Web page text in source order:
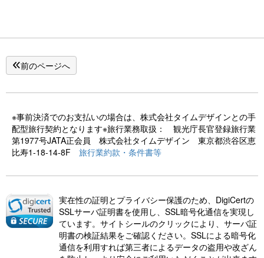
前のページへ
※事前決済でのお支払いの場合は、株式会社タイムデザインとの手
配型旅行契約となります※旅行業務取扱： 観光庁長官登録旅行業
第1977号JATA正会員 株式会社タイムデザイン 東京都渋谷区恵
比寿1-18-14-8F 旅行業約款・条件書等
実在性の証明とプライバシー保護のため、DigiCertの
SSLサーバ証明書を使用し、SSL暗号化通信を実現し
ています。サイトシールのクリックにより、サーバ証
明書の検証結果をご確認ください。SSLによる暗号化
通信を利用すれば第三者によるデータの盗用や改ざん